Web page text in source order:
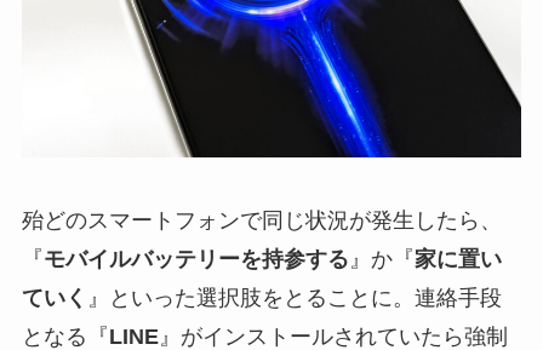
殆どのスマートフォンで同じ状況が発生したら、
『モバイルバッテリーを持参する 』か『家に置い
ていく 』といった選択肢をとることに。連絡手段
となる『LINE』がインストールされていたら強制